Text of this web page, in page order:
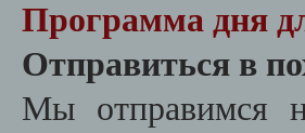
Программа дня
Отправиться в
Мы отправимся